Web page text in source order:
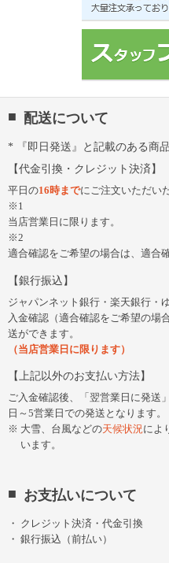
配送について
『即日発送』と記載のある商品
代金引換・クレジット決済
平日の16時までにご注文いただい
※1
当店営業日に限ります。
※2
適合確認をご希望の場合は、適合
銀行振込
ジャパンネット銀行・楽天銀行・
入金確認（適合確認をご希望の場
送ができます。
（当店営業日に限ります）
上記以外のお支払い方法
ご入金確認後、「翌営業日に発送
日～5営業日での発送となります。
大雪、台風などの天候状況によ
います。
お支払いについて
クレジット決済・代金引換
銀行振込（前払い）